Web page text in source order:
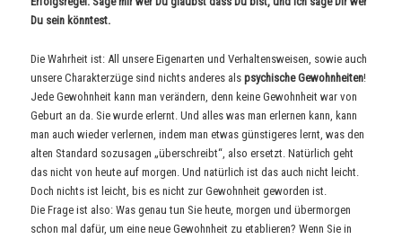
Du sein könntest.
Die Wahrheit ist: All unsere Eigenarten und Verhaltensweisen, sowie auch
unsere Charakterzüge sind nichts anderes alspsychische Gewohnheiten!
Jede Gewohnheit kann man verändern, denn keine Gewohnheit war von
Geburt an da. Sie wurde erlernt. Und alles was man erlernen kann, kann
man auch wieder verlernen, indem man etwas günstigeres lernt, was den
alten Standard sozusagen „überschreibt“, also ersetzt. Natürlich geht
das nicht von heute auf morgen. Und natürlich ist das auch nicht leicht.
Doch nichts ist leicht, bis es nicht zur Gewohnheit geworden ist.
Die Frage ist also: Was genau tun Sie heute, morgen und übermorgen
schon mal dafür, um eine neue Gewohnheit zu etablieren? Wenn Sie in